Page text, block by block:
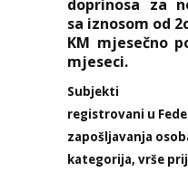
doprinosa za
sa iznosom od
KM mjesečno
mjeseci.
Subjekti
registrovani u
zapošljavanja
kategorija, vrše